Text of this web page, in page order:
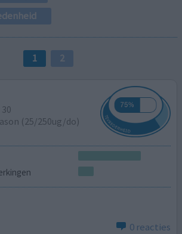
1 2
(25/250ug/do)
0 reacties